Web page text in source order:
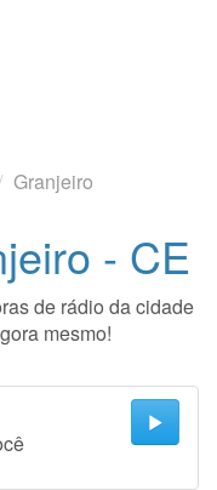
Granjeiro
- CE
de rádio da cidade
mesmo!